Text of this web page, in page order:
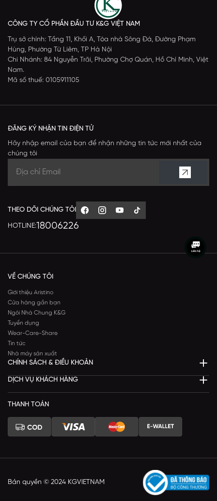
CÔNG TY CỔ PHẦN ĐẦU TƯ K&G VIỆT NAM
Trụ sở chính: Tầng 11, Khối A, Tòa nhà Sông Đà, Đường Phạm
Hùng, Phường Từ Liêm, TP Hà Nội
Chi Nhánh: 84 Nguyễn Trãi, Phường Chợ Quán, Hồ Chí Minh, Việt
Nam.
Mã số thuế: 0105911105
ĐĂNG KÝ NHẬN TIN ĐIỆN TỬ
Hãy nhập email của bạn để nhận những tin tức mới nhất của
chúng tôi
THEO DÕI CHÚNG TÔI
HOTLINE:18006226
VỀ CHÚNG TÔI
Giới thiệu Aristino
Cửa hàng gần bạn
Ngôi Nhà Chung K&G
Tuyển dụng
Wear-Care-Share
Tin tức
Nhà máy sản xuất
CHÍNH SÁCH & ĐIỀU KHOẢN
DỊCH VỤ KHÁCH HÀNG
THANH TOÁN
Bản quyền © 2024 KGVIETNAM